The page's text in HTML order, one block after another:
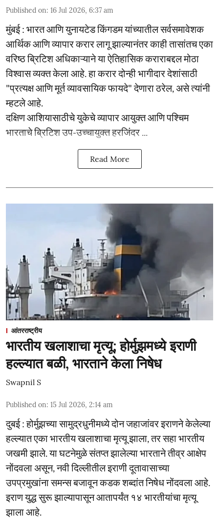
Published on: 16 Jul 2026, 6:37 am
मुंबई : भारत आणि युनायटेड किंगडम यांच्यातील सर्वसमावेशक
आर्थिक आणि व्यापार करार लागू झाल्यानंतर काही तासांतच एका
वरिष्ठ ब्रिटिश अधिकाऱ्याने या ऐतिहासिक कराराबद्दल मोठा
विश्वास व्यक्त केला आहे. हा करार दोन्ही भागीदार देशांसाठी
"प्रत्यक्ष आणि मूर्त व्यावसायिक फायदे" देणारा ठरेल, असे त्यांनी
म्हटले आहे.
दक्षिण आशियासाठीचे युकेचे व्यापार आयुक्त आणि पश्चिम
भारताचे ब्रिटिश उप-उच्चायुक्त हरजिंदर ...
Read More
आंतरराष्ट्रीय
भारतीय खलाशाचा मृत्यू; होर्मुझमध्ये इराणी
हल्ल्यात बळी, भारताने केला निषेध
Swapnil S
Published on: 15 Jul 2026, 2:14 am
दुबई : होर्मुझच्या सामुद्रधुनीमध्ये दोन जहाजांवर इराणने केलेल्या
हल्ल्यात एका भारतीय खलाशाचा मृत्यू झाला, तर सहा भारतीय
जखमी झाले. या घटनेमुळे संतप्त झालेल्या भारताने तीव्र आक्षेप
नोंदवला असून, नवी दिल्लीतील इराणी दूतावासाच्या
उपप्रमुखांना समन्स बजावून कडक शब्दांत निषेध नोंदवला आहे.
इराण युद्ध सुरू झाल्यापासून आतापर्यंत १४ भारतीयांचा मृत्यू
झाला आहे.